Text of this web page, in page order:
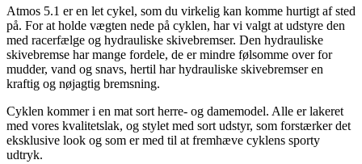
Atmos 5.1 er en let cykel, som du virkelig kan komme hurtigt af sted
på. For at holde vægten nede på cyklen, har vi valgt at udstyre den
med racerfælge og hydrauliske skivebremser. Den hydrauliske
skivebremse har mange fordele, de er mindre følsomme over for
mudder, vand og snavs, hertil har hydrauliske skivebremser en
kraftig og nøjagtig bremsning.
Cyklen kommer i en mat sort herre- og damemodel. Alle er lakeret
med vores kvalitetslak, og stylet med sort udstyr, som forstærker det
eksklusive look og som er med til at fremhæve cyklens sporty
udtryk.